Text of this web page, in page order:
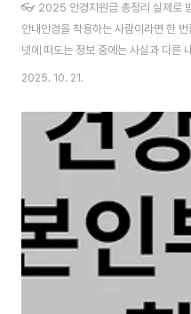
👓 2025 안경지원금 총정리 실제로
안내안경을 착용하는 사람이라면 한
넷에 떠도는 정보 중에는 사실과 다른
실제로 받을 수 있는 안경지원금 제도
**건강보험공단의 ‘장애인 보장구 급
록자를 대상으로 안경 또는 콘택트렌
원 대상「장애인복지법」에 따라 시각
의료급여 수급자💰 지원 금액안경 또
(5만 원)(렌즈 ..
2025. 10. 21.